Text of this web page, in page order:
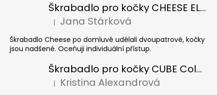
Škrabadlo pro kočky CHEESE ELIPSE colour
Hodnocení produktu je 5 z 5 hvězdiček.
| Jana Stárková
Škrabadlo Cheese po domluvě udělali dvoupatrové, kočky
jsou nadšené. Oceňuji individuální přístup.
Škrabadlo pro kočky CUBE Colour
Hodnocení produktu je 5 z 5 hvězdiček.
| Kristina Alexandrová